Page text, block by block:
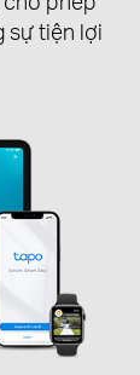
sự tiện lợi